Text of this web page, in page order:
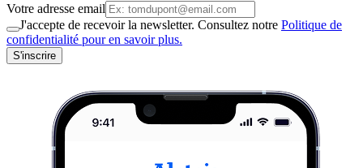
Votre adresse email
J'accepte de recevoir la newsletter. Consultez notre Politique de
confidentialité pour en savoir plus.
S'inscrire